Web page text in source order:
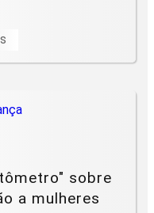
sobre
a mulheres